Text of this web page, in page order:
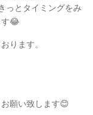
っとタイミングをみ
す😂
ります。
願い致します😊